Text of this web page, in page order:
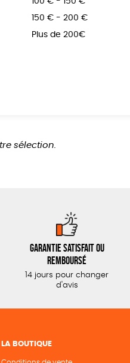
150 € - 200 €
Plus de 200€
sélection.
Garantie satisfait ou
remboursé
14 jours pour changer
d'avis
LA BOUTIQUE